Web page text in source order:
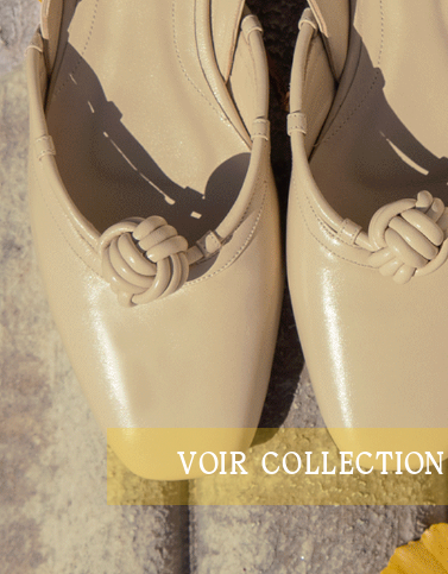
VOIR COLLECTION